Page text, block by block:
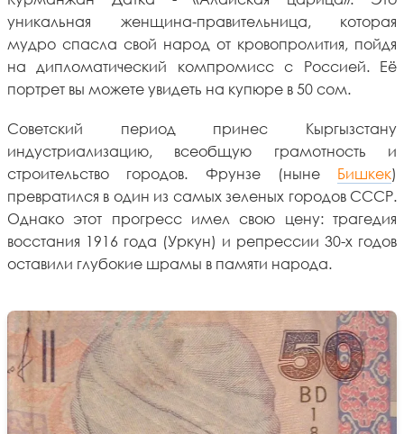
уникальная женщина-правительница, которая
мудро спасла свой народ от кровопролития, пойдя
на дипломатический компромисс с Россией. Её
портрет вы можете увидеть на купюре в 50 сом.
Советский период принес Кыргызстану
индустриализацию, всеобщую грамотность и
строительство городов. Фрунзе (ныне Бишкек)
превратился в один из самых зеленых городов СССР.
Однако этот прогресс имел свою цену: трагедия
восстания 1916 года (Уркун) и репрессии 30-х годов
оставили глубокие шрамы в памяти народа.